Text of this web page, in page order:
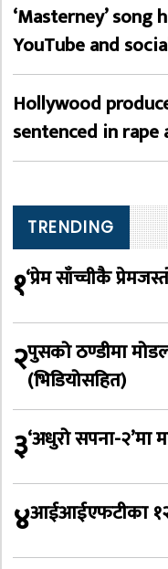
‘Masterney’
YouTube and
Hollywood
sentenced in rape
TRENDING
१‘प्रेम साँच्चीकै
२पुसको ठण्डीमा
(भिडियोसहित)
३‘अधुरो सपना-२’मा
४आईआईएफटीका १२८